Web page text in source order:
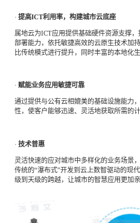
· 提高ICT利用率，构建城市云底座
属地云为ICT应用提供基础硬件资源支撑
部署能力，依托敏捷高效的云原生技术加
比传统模式进行提升，同时丰富的本地化
· 赋能业务应用敏捷可靠
通过提供与公有云相媲美的基础设施能力
性，使客户能够迅速、灵活地获取所需的
· 技术普惠
灵活快速的应对城市中多样化的业务场景
传统的“瀑布式”开发到云上数智驱动的现
级到天级的跨越，让城市的智慧应用更加亲